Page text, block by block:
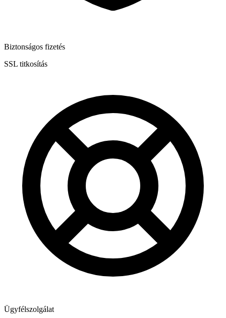
Biztonságos fizetés
SSL titkosítás
Ügyfélszolgálat